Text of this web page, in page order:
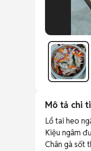
Mô tả chi
Lổ tai heo
Kiệu ngâm
Chân gà sốt